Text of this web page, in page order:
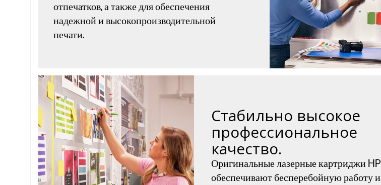
отпечатков, а также для обеспечения
надежной и высокопроизводительной
печати.
Стабильно высокое
профессиональное
качество.
Оригинальные лазерные картриджи HP
обеспечивают бесперебойную работу и